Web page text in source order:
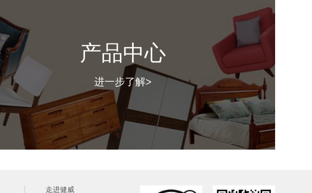
（ 网站图片仅供参考，具体款式以门店上样实物为准。）
产品中心
进一步了解>
走进健威